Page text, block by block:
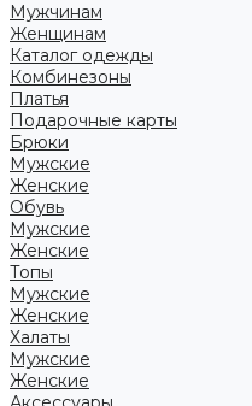
Мужчинам
Женщинам
Каталог одежды
Комбинезоны
Платья
Подарочные карты
Брюки
Мужские
Женские
Обувь
Мужские
Женские
Топы
Мужские
Женские
Халаты
Мужские
Женские